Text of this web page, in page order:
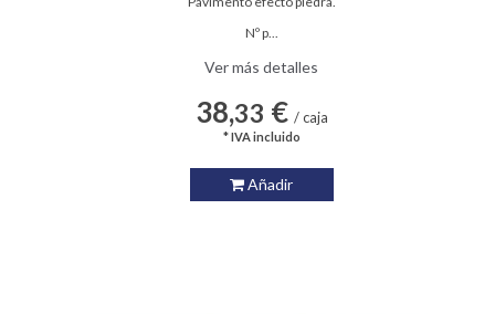
Nº p...
Ver más detalles
38,33 € / caja
* IVA incluido
Añadir